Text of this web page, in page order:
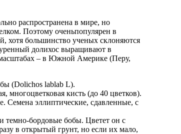
распространена в мире, но
Поэтому оченьпопулярен в
хотя большинство ученых склоняются
долихос выращивают в
– в Южной Америке (Перу,
(Dolichos lablab L).
многоцветковая кисть (до 40 цветков).
Семена эллиптические, сдавленные, с
темно-бордовые бобы. Цветет он с
в открытый грунт, но если их мало,